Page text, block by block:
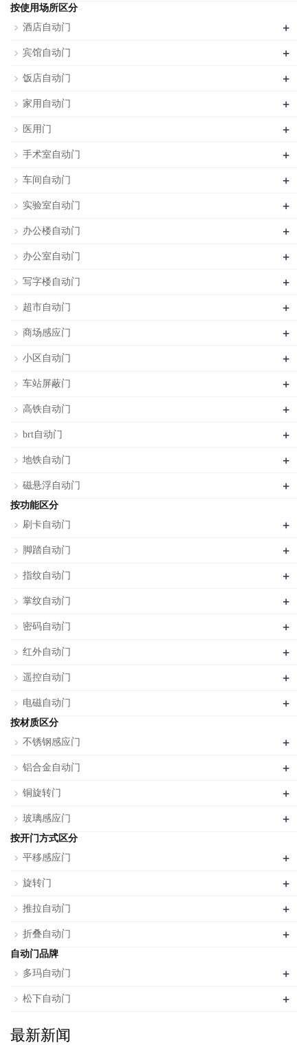
按使用场所区分
酒店自动门
+
宾馆自动门 +
饭店自动门 +
家用自动门 +
医用门 +
手术室自动门 +
车间自动门 +
实验室自动门 +
办公楼自动门 +
办公室自动门 +
写字楼自动门 +
超市自动门 +
商场感应门 +
小区自动门 +
车站屏蔽门 +
高铁自动门 +
brt自动门 +
地铁自动门 +
磁悬浮自动门 +
按功能区分
刷卡自动门
+
脚踏自动门 +
指纹自动门 +
掌纹自动门 +
密码自动门 +
红外自动门 +
遥控自动门 +
电磁自动门 +
按材质区分
不锈钢感应门
+
铝合金自动门 +
铜旋转门 +
玻璃感应门 +
按开门方式区分
平移感应门
+
旋转门 +
推拉自动门 +
折叠自动门 +
自动门品牌
多玛自动门
+
松下自动门 +
最新新闻